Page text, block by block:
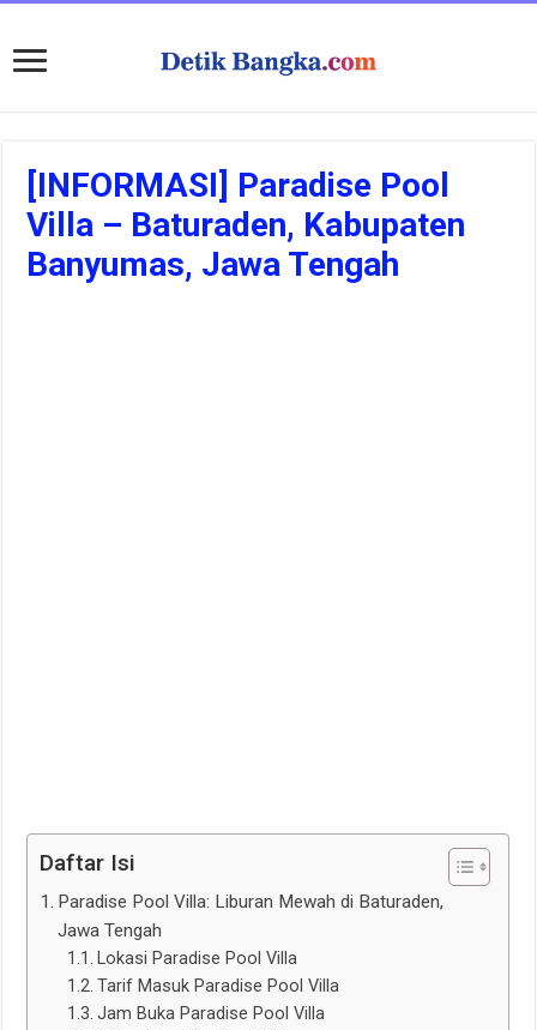
[INFORMASI] Paradise Pool
Villa – Baturaden, Kabupaten
Banyumas, Jawa Tengah
Daftar Isi
Paradise Pool Villa: Liburan Mewah di Baturaden,
Jawa Tengah
Lokasi Paradise Pool Villa
Tarif Masuk Paradise Pool Villa
Jam Buka Paradise Pool Villa